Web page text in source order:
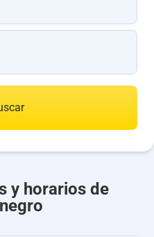
y horarios de